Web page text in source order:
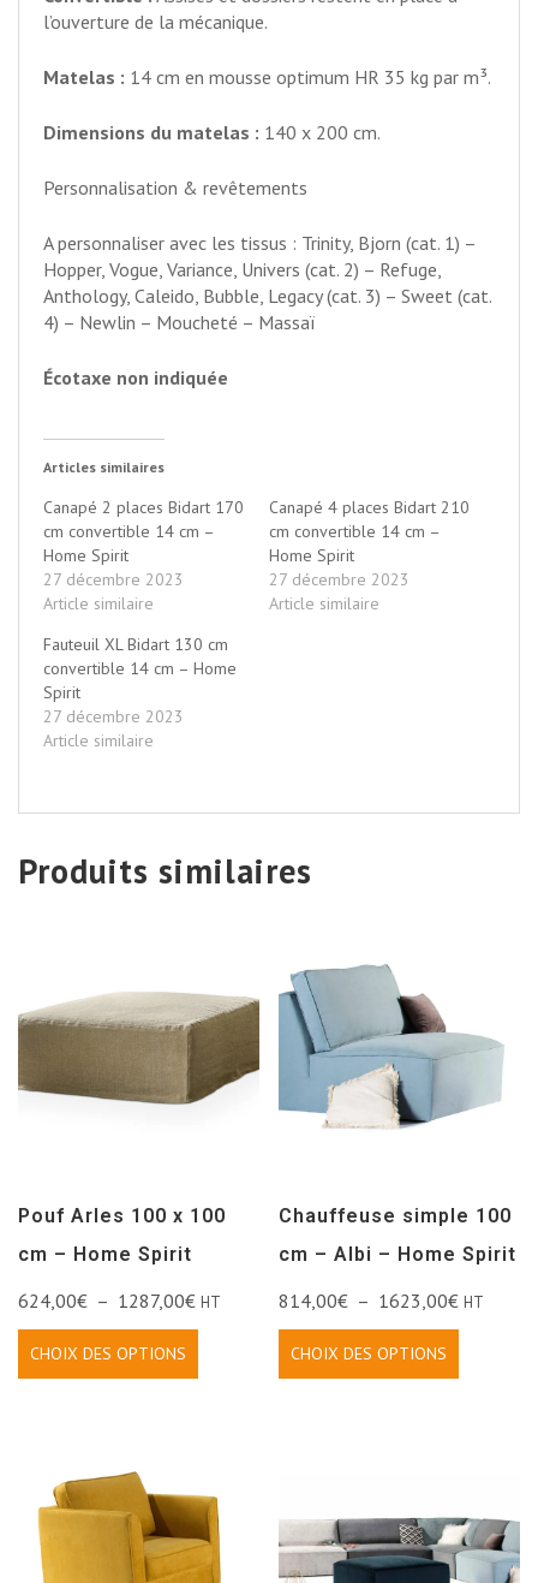
l’ouverture de la mécanique.
Matelas : 14 cm en mousse optimum HR 35 kg par m³.
Dimensions du matelas : 140 x 200 cm.
Personnalisation & revêtements
A personnaliser avec les tissus : Trinity, Bjorn (cat. 1) –
Hopper, Vogue, Variance, Univers (cat. 2) – Refuge,
Anthology, Caleido, Bubble, Legacy (cat. 3) – Sweet (cat.
4) – Newlin – Moucheté – Massaï
Écotaxe non indiquée
Articles similaires
Canapé 2 places Bidart 170
cm convertible 14 cm –
Home Spirit
27 décembre 2023
Article similaire
Canapé 4 places Bidart 210
cm convertible 14 cm –
Home Spirit
27 décembre 2023
Article similaire
Fauteuil XL Bidart 130 cm
convertible 14 cm – Home
Spirit
27 décembre 2023
Article similaire
Produits similaires
Pouf Arles 100 x 100
cm – Home Spirit
624,00€ – 1287,00€ HT
CHOIX DES OPTIONS
Chauffeuse simple 100
cm – Albi – Home Spirit
814,00€ – 1623,00€ HT
CHOIX DES OPTIONS